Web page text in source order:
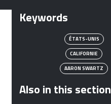
Keywords
ÉTATS-UNIS
CALIFORNIE
AARON SWARTZ
Also in this section